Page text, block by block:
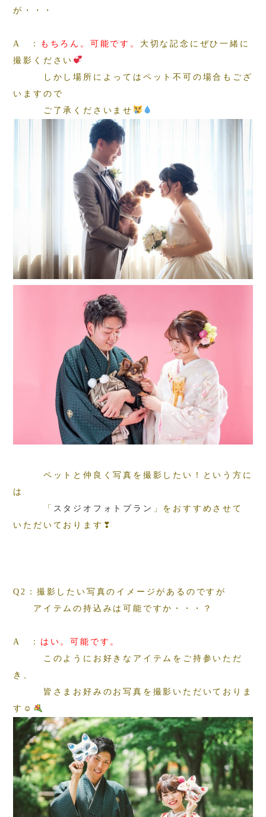
が・・・
A ： もちろん。可能です。 大切な記念にぜひ一緒に
撮影ください
しかし場所によってはペット不可の場合もござ
いますので
ご了承くださいませ
ペットと仲良く写真を撮影したい！という方に
は
「 スタジオフォトプラン 」をおすすめさせて
いただいております❣
Q2：撮影したい写真のイメージがあるのですが
アイテムの持込みは可能ですか・・・？
A ： はい。可能です。
このようにお好きなアイテムをご持参いただ
き、
皆さまお好みのお写真を撮影いただいておりま
す☺